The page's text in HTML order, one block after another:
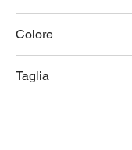
54 €
Colore
Taglia
L